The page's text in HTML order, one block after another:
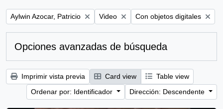
Remove filter:
Aylwin Azocar, Patricio Remove filter:
Video Remove filter:
Con objetos digitales
Opciones avanzadas de búsqueda
Imprimir vista previa Card view
Table view
Ordenar por: Identificador
Dirección: Descendente